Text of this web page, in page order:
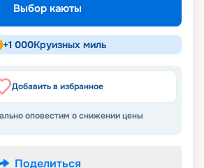
Выбор каюты
+1 000Круизных миль
Добавить в избранное
оповестим о снижении цены
Поделиться